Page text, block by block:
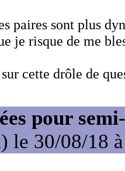
paires sont plus
je risque de me
cette drôle de
pour
le 30/08/18